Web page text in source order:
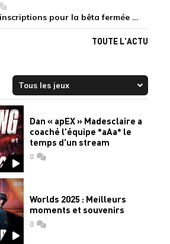
HoYoverse ouvre les inscriptions pour la bêta fermée de Honkai : Nexus Anima
TOUTE L'ACTU
Dan « apEX » Madesclaire a
coaché l'équipe *aAa* le
temps d'un stream
0commentaires
Worlds 2025 : Meilleurs
moments et souvenirs
0commentaires